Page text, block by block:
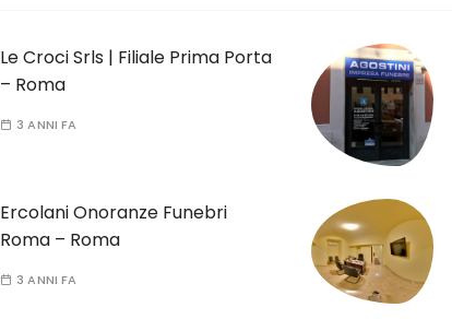
Le Croci Srls | Filiale Prima Porta
– Roma
3 ANNI FA
Ercolani Onoranze Funebri
Roma – Roma
3 ANNI FA